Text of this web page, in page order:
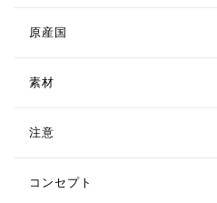
原産国
素材
注意
コンセプト